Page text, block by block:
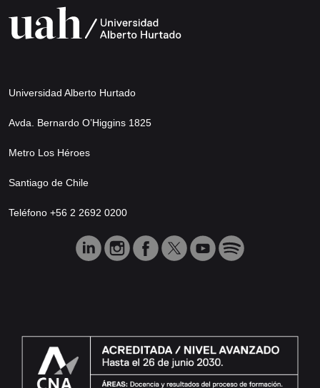
Universidad Alberto Hurtado
Avda. Bernardo O’Higgins 1825
Metro Los Héroes
Santiago de Chile
Teléfono +56 2 2692 0200